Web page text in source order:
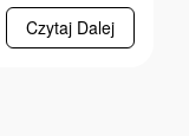
Czytaj Dalej